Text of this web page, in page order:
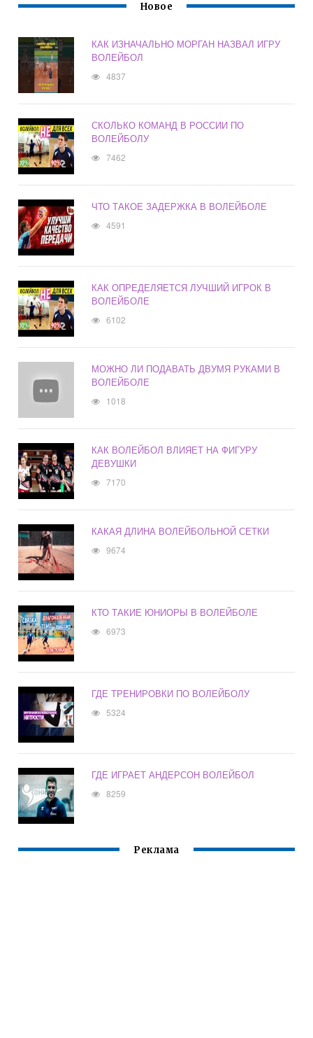
Новое
КАК ИЗНАЧАЛЬНО МОРГАН НАЗВАЛ ИГРУ
ВОЛЕЙБОЛ
4837
СКОЛЬКО КОМАНД В РОССИИ ПО
ВОЛЕЙБОЛУ
7462
ЧТО ТАКОЕ ЗАДЕРЖКА В ВОЛЕЙБОЛЕ
4591
КАК ОПРЕДЕЛЯЕТСЯ ЛУЧШИЙ ИГРОК В
ВОЛЕЙБОЛЕ
6102
МОЖНО ЛИ ПОДАВАТЬ ДВУМЯ РУКАМИ В
ВОЛЕЙБОЛЕ
1018
КАК ВОЛЕЙБОЛ ВЛИЯЕТ НА ФИГУРУ
ДЕВУШКИ
7170
КАКАЯ ДЛИНА ВОЛЕЙБОЛЬНОЙ СЕТКИ
9674
КТО ТАКИЕ ЮНИОРЫ В ВОЛЕЙБОЛЕ
6973
ГДЕ ТРЕНИРОВКИ ПО ВОЛЕЙБОЛУ
5324
ГДЕ ИГРАЕТ АНДЕРСОН ВОЛЕЙБОЛ
8259
Реклама